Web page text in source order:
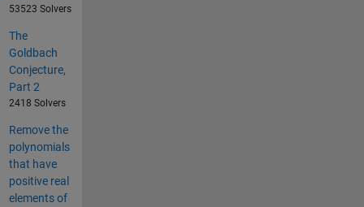
53523 Solvers
The
Goldbach
Conjecture,
Part 2
2418 Solvers
Remove the
polynomials
that have
positive real
elements of